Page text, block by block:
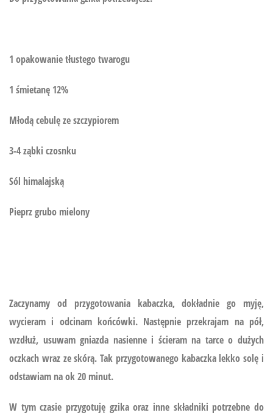
1 opakowanie tłustego twarogu
1 śmietanę 12%
Młodą cebulę ze szczypiorem
3-4 ząbki czosnku
Sól himalajską
Pieprz grubo mielony
Zaczynamy od przygotowania kabaczka, dokładnie go myję,
wycieram i odcinam końcówki. Następnie przekrajam na pół,
wzdłuż, usuwam gniazda nasienne i ścieram na tarce o dużych
oczkach wraz ze skórą. Tak przygotowanego kabaczka lekko solę i
odstawiam na ok 20 minut.
W tym czasie przygotuję gzika oraz inne składniki potrzebne do